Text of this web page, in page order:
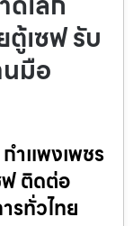
ตู้เซฟ รับ
มือ
ำแพงเพชร
ฟ ติดต่อ
รทั่วไทย